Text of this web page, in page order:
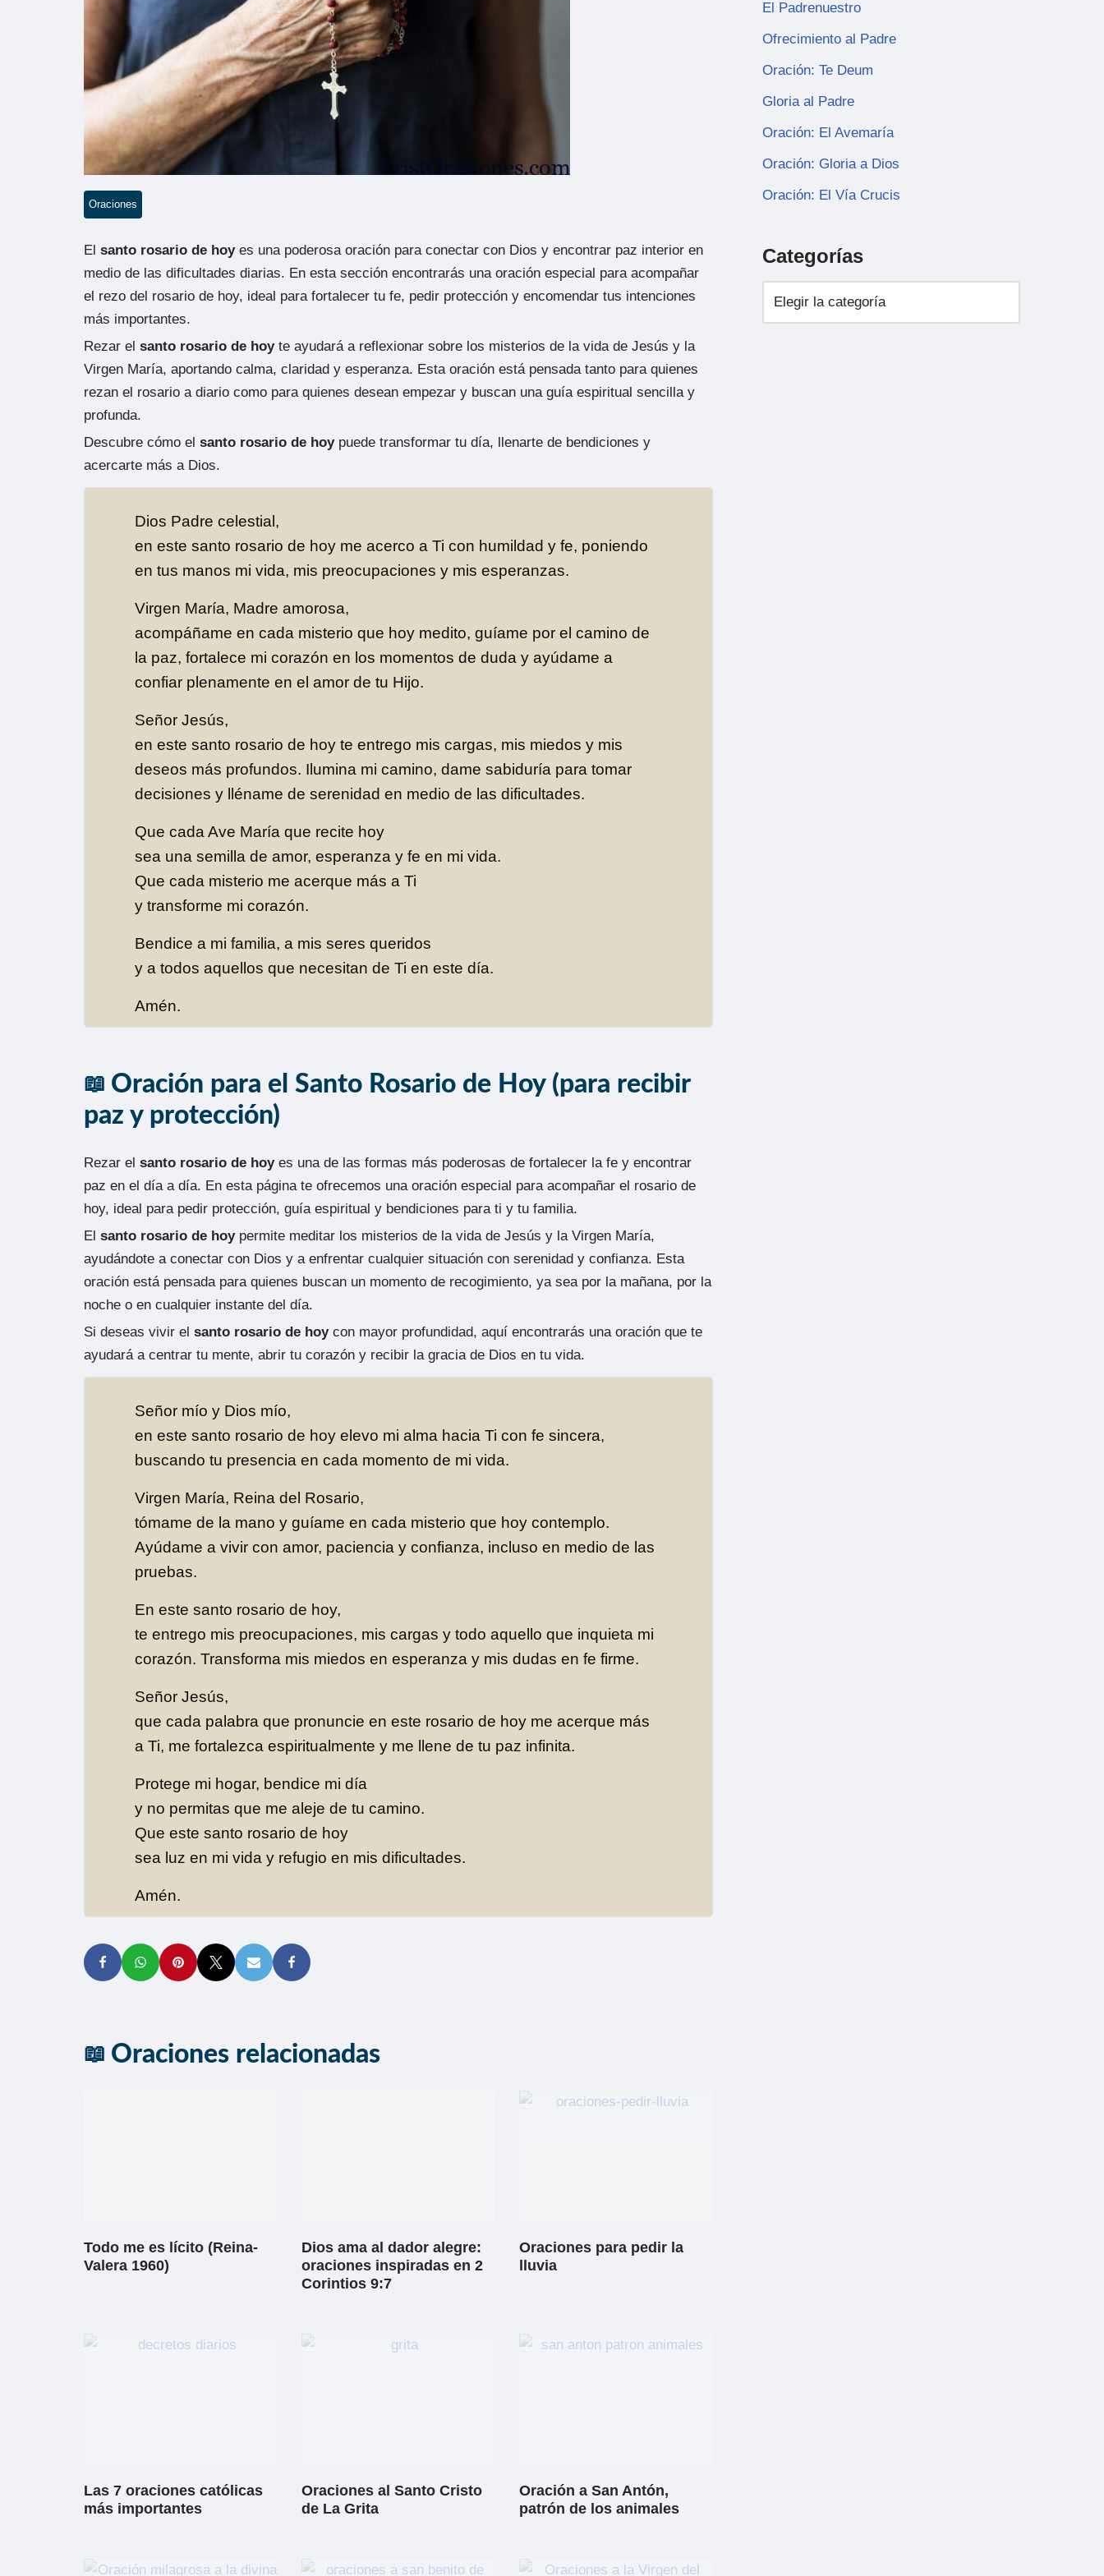
Oraciones
El santo rosario de hoyes una poderosa oración para conectar con Dios y encontrar paz interior en
medio de las dificultades diarias. En esta sección encontrarás una oración especial para acompañar
el rezo del rosario de hoy, ideal para fortalecer tu fe, pedir protección y encomendar tus intenciones
más importantes.
Rezar el santo rosario de hoyte ayudará a reflexionar sobre los misterios de la vida de Jesús y la
Virgen María, aportando calma, claridad y esperanza. Esta oración está pensada tanto para quienes
rezan el rosario a diario como para quienes desean empezar y buscan una guía espiritual sencilla y
profunda.
Descubre cómo el santo rosario de hoypuede transformar tu día, llenarte de bendiciones y
acercarte más a Dios.
Dios Padre celestial,
en este santo rosario de hoy me acerco a Ti con humildad y fe, poniendo
en tus manos mi vida, mis preocupaciones y mis esperanzas.
Virgen María, Madre amorosa,
acompáñame en cada misterio que hoy medito, guíame por el camino de
la paz, fortalece mi corazón en los momentos de duda y ayúdame a
confiar plenamente en el amor de tu Hijo.
Señor Jesús,
en este santo rosario de hoy te entrego mis cargas, mis miedos y mis
deseos más profundos. Ilumina mi camino, dame sabiduría para tomar
decisiones y lléname de serenidad en medio de las dificultades.
Que cada Ave María que recite hoy
sea una semilla de amor, esperanza y fe en mi vida.
Que cada misterio me acerque más a Ti
y transforme mi corazón.
Bendice a mi familia, a mis seres queridos
y a todos aquellos que necesitan de Ti en este día.
Amén.
Oración para el Santo Rosario de Hoy (para recibir
paz y protección)
Rezar el santo rosario de hoyes una de las formas más poderosas de fortalecer la fe y encontrar
paz en el día a día. En esta página te ofrecemos una oración especial para acompañar el rosario de
hoy, ideal para pedir protección, guía espiritual y bendiciones para ti y tu familia.
El santo rosario de hoypermite meditar los misterios de la vida de Jesús y la Virgen María,
ayudándote a conectar con Dios y a enfrentar cualquier situación con serenidad y confianza. Esta
oración está pensada para quienes buscan un momento de recogimiento, ya sea por la mañana, por la
noche o en cualquier instante del día.
Si deseas vivir el santo rosario de hoycon mayor profundidad, aquí encontrarás una oración que te
ayudará a centrar tu mente, abrir tu corazón y recibir la gracia de Dios en tu vida.
Señor mío y Dios mío,
en este santo rosario de hoy elevo mi alma hacia Ti con fe sincera,
buscando tu presencia en cada momento de mi vida.
Virgen María, Reina del Rosario,
tómame de la mano y guíame en cada misterio que hoy contemplo.
Ayúdame a vivir con amor, paciencia y confianza, incluso en medio de las
pruebas.
En este santo rosario de hoy,
te entrego mis preocupaciones, mis cargas y todo aquello que inquieta mi
corazón. Transforma mis miedos en esperanza y mis dudas en fe firme.
Señor Jesús,
que cada palabra que pronuncie en este rosario de hoy me acerque más
a Ti, me fortalezca espiritualmente y me llene de tu paz infinita.
Protege mi hogar, bendice mi día
y no permitas que me aleje de tu camino.
Que este santo rosario de hoy
sea luz en mi vida y refugio en mis dificultades.
Amén.
Oraciones relacionadas
Todo me es lícito (Reina-
Valera 1960)
Dios ama al dador alegre:
oraciones inspiradas en 2
Corintios 9:7
Oraciones para pedir la
lluvia
Las 7 oraciones católicas
más importantes
Oraciones al Santo Cristo
de La Grita
Oración a San Antón,
patrón de los animales
El Padrenuestro
Ofrecimiento al Padre
Oración: Te Deum
Gloria al Padre
Oración: El Avemaría
Oración: Gloria a Dios
Oración: El Vía Crucis
Categorías